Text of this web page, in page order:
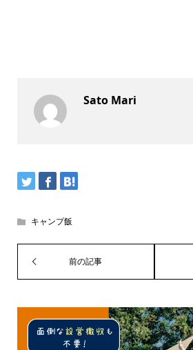
Sato Mari
キャンプ飯